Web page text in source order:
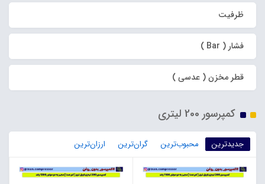
ظرفیت
فشار ( Bar )
قطر مخزن ( عدسی )
کمپرسور 200 لیتری
جدیدترین محبوب‌ترین گران‌ترین ارزان‌ترین